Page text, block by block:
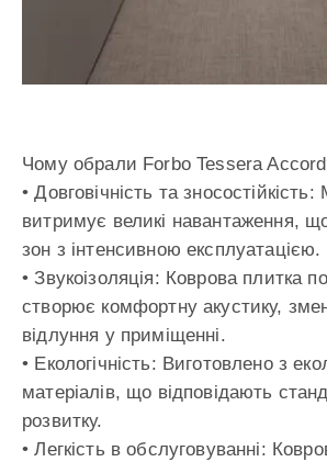
Чому обрали Forbo Tessera
• Довговічність та зносостійкість:
витримує великі навантаження,
зон з інтенсивною експлуатацією.
• Звукоізоляція: Коврова плитка
створює комфортну акустику,
відлуння у приміщенні.
• Екологічність: Виготовлено з
матеріалів, що відповідають
розвитку.
• Легкість в обслуговуванні: